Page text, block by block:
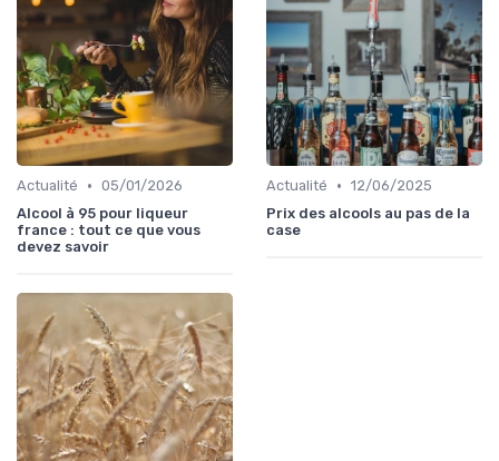
Actualité • 05/01/2026
Alcool à 95 pour liqueur
france : tout ce que vous
devez savoir
Actualité • 12/06/2025
Prix des alcools au pas de la
case